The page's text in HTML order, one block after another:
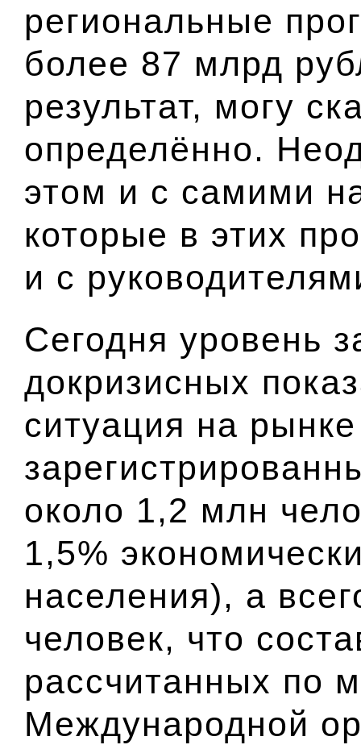
региональные
более 87 млрд
результат, могу
определённо.
этом и с самими
которые в этих
и с
Сегодня уровень
докризисных
ситуация на
около 1,2 млн
1,5%
населения), а
человек, что
рассчитанных по
Международной